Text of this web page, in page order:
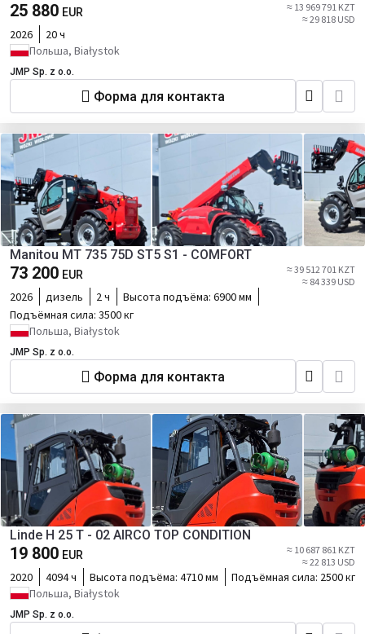
25 880 EUR
≈ 13 969 791 KZT
≈ 29 818 USD
2026
20 ч
Польша, Białystok
JMP Sp. z o.o.
Форма для контакта
Manitou MT 735 75D ST5 S1 - COMFORT
73 200 EUR
≈ 39 512 701 KZT
≈ 84 339 USD
2026 дизель 2 ч Высота подъёма: 6900 мм
Подъёмная сила: 3500 кг
Польша, Białystok
JMP Sp. z o.o.
Форма для контакта
Linde H 25 T - 02 AIRCO TOP CONDITION
19 800 EUR
≈ 10 687 861 KZT
≈ 22 813 USD
2020 4094 ч Высота подъёма: 4710 мм Подъёмная сила: 2500 кг
Польша, Białystok
JMP Sp. z o.o.